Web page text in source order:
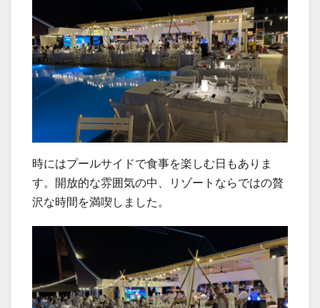
時にはプールサイドで食事を楽しむ日もありま
す。開放的な雰囲気の中、リゾートならではの贅
沢な時間を満喫しました。